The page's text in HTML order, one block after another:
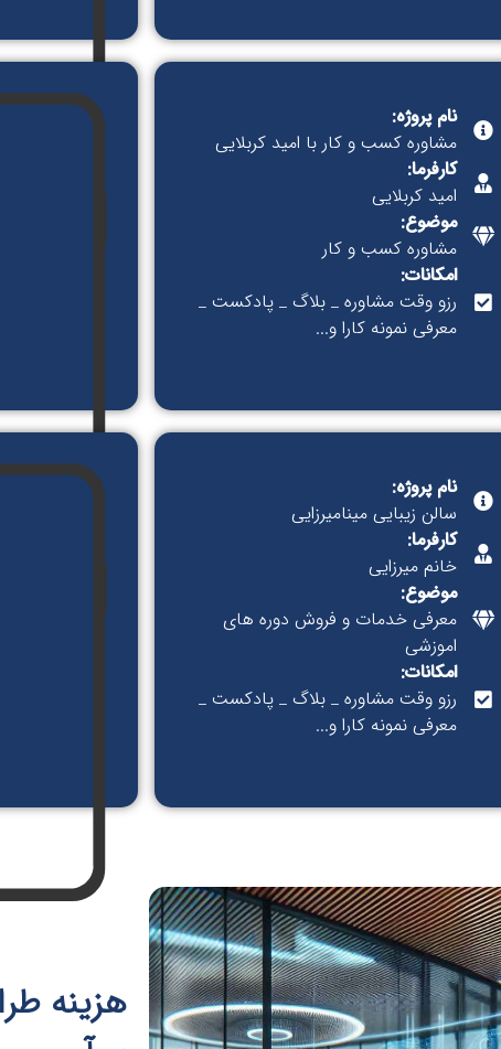
نام پروژه:
مشاوره کسب و کار با امید کربلایی
کارفرما:
امید کربلایی
موضوع:
مشاوره کسب و کار
امکانات:
رزو وقت مشاوره _ بلاگ _ پادکست _
معرفی نمونه کارا و...
نام پروژه:
سالن زیبایی مینامیرزایی
کارفرما:
خانم میرزایی
موضوع:
معرفی خدمات و فروش دوره های
اموزشی
امکانات:
رزو وقت مشاوره _ بلاگ _ پادکست _
معرفی نمونه کارا و...
هزینه